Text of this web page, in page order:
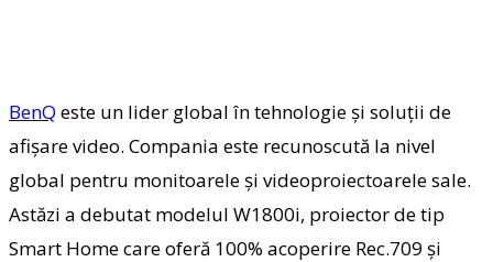
BenQ este un lider global în tehnologie și soluții de
afișare video. Compania este recunoscută la nivel
global pentru monitoarele și videoproiectoarele sale.
Astăzi a debutat modelul W1800i, proiector de tip
Smart Home care oferă 100% acoperire Rec.709 și